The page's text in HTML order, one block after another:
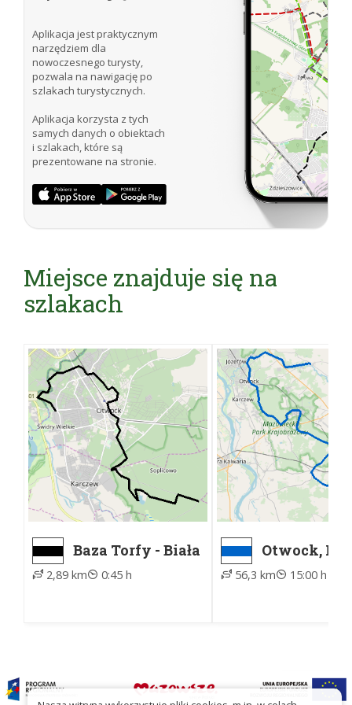
Źródło: Jacek Kałuszko, Paweł Ajdacki „Otwock i
okolice” Wydawnictwo Rewasz 2006
Internet:http://apaulo.org.pl/parafia/historia
http://pl.wikipedia.org/wiki/
Aplikacja jest praktycznym
narzędziem dla
nowoczesnego turysty,
pozwala na nawigację po
szlakach turystycznych.
Aplikacja korzysta z tych
samych danych o obiektach
i szlakach, które są
prezentowane na stronie.
Miejsce znajduje się na
szlakach
Baza Torfy - Biała
Góra
2,89 km 0:45 h
Otwock,
Garwolin,
56,3 km 15:00 h